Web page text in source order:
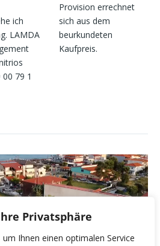
Privatsphäre
Ihnen einen optimalen Service
ich
LAMDA
79 1
Provision errechnet
sich aus dem
beurkundeten
Kaufpreis.